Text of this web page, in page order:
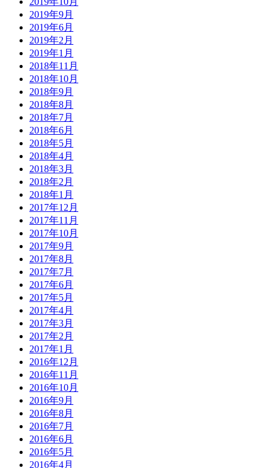
2019年9月
2019年6月
2019年2月
2019年1月
2018年11月
2018年10月
2018年9月
2018年8月
2018年7月
2018年6月
2018年5月
2018年4月
2018年3月
2018年2月
2018年1月
2017年12月
2017年11月
2017年10月
2017年9月
2017年8月
2017年7月
2017年6月
2017年5月
2017年4月
2017年3月
2017年2月
2017年1月
2016年12月
2016年11月
2016年10月
2016年9月
2016年8月
2016年7月
2016年6月
2016年5月
2016年4月